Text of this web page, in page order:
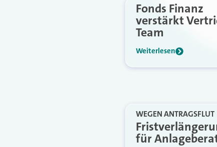
Fonds Finanz
verstärkt
Team
Weiterlesen
WEGEN ANTRAGSFLUT
für